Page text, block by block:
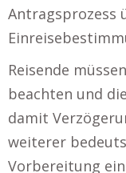
Antragsprozess
Reisende
beachten und
damit
weiterer
Vorbereitung